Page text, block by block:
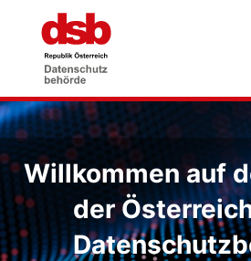
Willkommen auf
der